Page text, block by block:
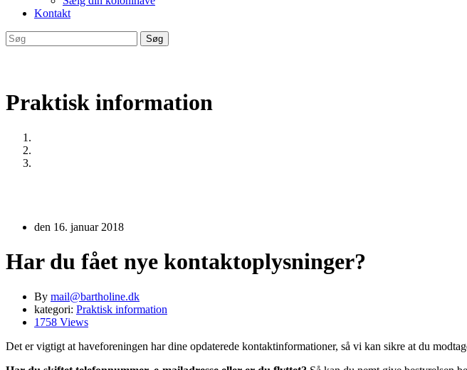
Kontakt
Søg
Praktisk information
den 16. januar 2018
Har du fået nye kontaktoplysninger?
By mail@bartholine.dk
kategori: Praktisk information
1758 Views
Det er vigtigt at haveforeningen har dine opdaterede kontaktinformationer, så vi kan sikre at du